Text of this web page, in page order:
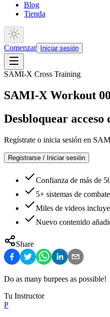
Blog
Tienda
Comenzar Iniciar sesión
SAMI-X Cross Training
SAMI-X Workout
Desbloquear acceso
Regístrate o inicia sesión en
Registrarse / Iniciar sesión
Confianza de más de
5+ sistemas de
Miles de videos
Nuevo contenido
Share
Do as many burpees as possible!
Tu Instructor
P